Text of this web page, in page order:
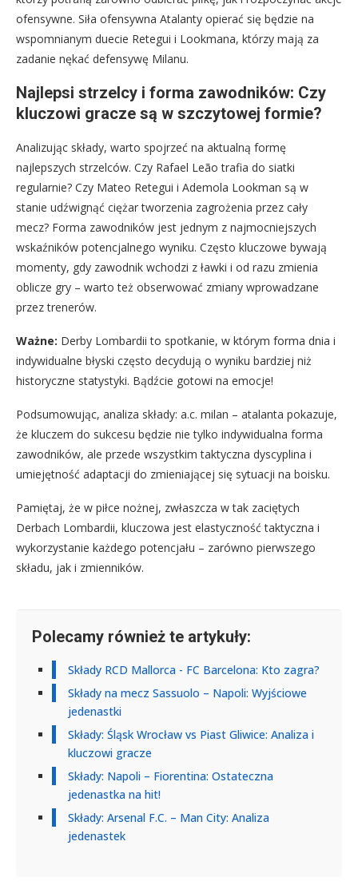
ofensywne. Siła ofensywna Atalanty opierać się będzie na
wspomnianym duecie Retegui i Lookmana, którzy mają za
zadanie nękać defensywę Milanu.
Najlepsi strzelcy i forma zawodników: Czy
kluczowi gracze są w szczytowej formie?
Analizując składy, warto spojrzeć na aktualną formę
najlepszych strzelców. Czy Rafael Leão trafia do siatki
regularnie? Czy Mateo Retegui i Ademola Lookman są w
stanie udźwignąć ciężar tworzenia zagrożenia przez cały
mecz? Forma zawodników jest jednym z najmocniejszych
wskaźników potencjalnego wyniku. Często kluczowe bywają
momenty, gdy zawodnik wchodzi z ławki i od razu zmienia
oblicze gry – warto też obserwować zmiany wprowadzane
przez trenerów.
Ważne: Derby Lombardii to spotkanie, w którym forma dnia i
indywidualne błyski często decydują o wyniku bardziej niż
historyczne statystyki. Bądźcie gotowi na emocje!
Podsumowując, analiza składy: a.c. milan – atalanta pokazuje,
że kluczem do sukcesu będzie nie tylko indywidualna forma
zawodników, ale przede wszystkim taktyczna dyscyplina i
umiejętność adaptacji do zmieniającej się sytuacji na boisku.
Pamiętaj, że w piłce nożnej, zwłaszcza w tak zaciętych
Derbach Lombardii, kluczowa jest elastyczność taktyczna i
wykorzystanie każdego potencjału – zarówno pierwszego
składu, jak i zmienników.
Polecamy również te artykuły:
Składy RCD Mallorca - FC Barcelona: Kto zagra?
Składy na mecz Sassuolo – Napoli: Wyjściowe
jedenastki
Składy: Śląsk Wrocław vs Piast Gliwice: Analiza i
kluczowi gracze
Składy: Napoli – Fiorentina: Ostateczna
jedenastka na hit!
Składy: Arsenal F.C. – Man City: Analiza
jedenastek